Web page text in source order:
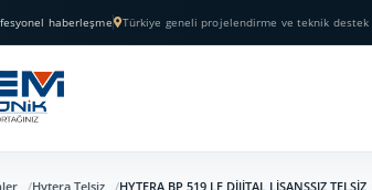
haberleşme Türkiye geneli projelendirme ve teknik destek
Hytera Telsiz HYTERA BP 519 LF DİJİTAL LİSANSSIZ TELSİZ